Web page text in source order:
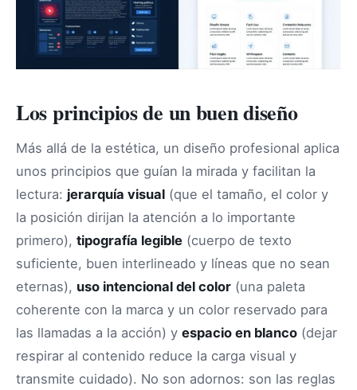
Los principios de un buen diseño
Más allá de la estética, un diseño profesional aplica
unos principios que guían la mirada y facilitan la
lectura: jerarquía visual (que el tamaño, el color y
la posición dirijan la atención a lo importante
primero), tipografía legible (cuerpo de texto
suficiente, buen interlineado y líneas que no sean
eternas), uso intencional del color (una paleta
coherente con la marca y un color reservado para
las llamadas a la acción) y espacio en blanco (dejar
respirar al contenido reduce la carga visual y
transmite cuidado). No son adornos: son las reglas